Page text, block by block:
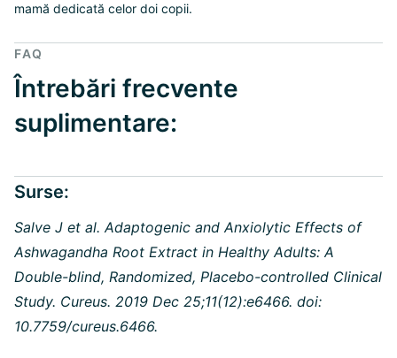
mamă dedicată celor doi copii.
FAQ
Întrebări frecvente
suplimentare:
Surse:
Salve J et al. Adaptogenic and Anxiolytic Effects of
Ashwagandha Root Extract in Healthy Adults: A
Double-blind, Randomized, Placebo-controlled Clinical
Study. Cureus. 2019 Dec 25;11(12):e6466. doi:
10.7759/cureus.6466.